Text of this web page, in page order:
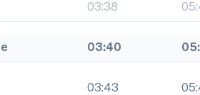
03:38
03:40
03:43